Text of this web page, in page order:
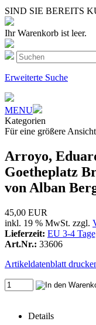
SIND SIE BEREITS
Ihr Warenkorb ist leer.
Erweiterte Suche
MENU
Kategorien
Für eine größere
Arroyo,
Goetheplatz
von Alban
45,00 EUR
inkl. 19 % MwSt. zzgl.
Lieferzeit: EU 3-4
Art.Nr.: 33606
Artikeldatenblatt
Details